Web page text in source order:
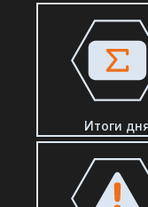
Итоги